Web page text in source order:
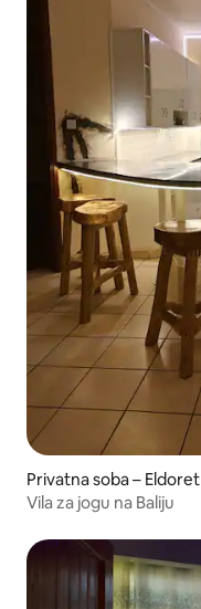
Privatna soba – Eldoret
Vila za jogu na Baliju